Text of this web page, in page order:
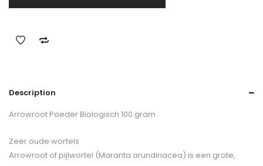
Description
Arrowroot Poeder Biologisch 100 gram
Zeer oude wortels
Arrowroot of pijlwortel (Maranta arundinacea) is een grote,